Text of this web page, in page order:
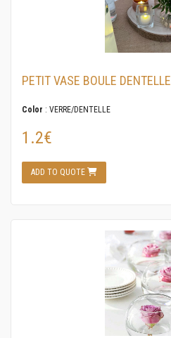
PETIT VASE BOULE DENTELLE
Color : VERRE/DENTELLE
1.2€
ADD TO QUOTE